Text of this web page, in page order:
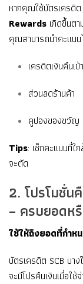
หากคุณใช้บัตรเครดิต
Rewards เกิดขึ้นต
คุณสามารถนำคะแนน
เครดิตเงินคืนเ
ส่วนลดร้านค้า
คูปองของขวัญ
Tips: เช็กคะแนนที่ใ
จะตัด
2. โปรโมชั่น
– ครบยอดห
ใช้ให้ถึงยอดที่กำห
บัตรเครดิต SCB บาง
จะมีโปรคืนเงินเมื่อใช้